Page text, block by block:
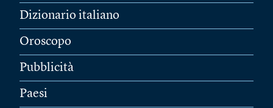
Dizionario italiano
Oroscopo
Pubblicità
Paesi